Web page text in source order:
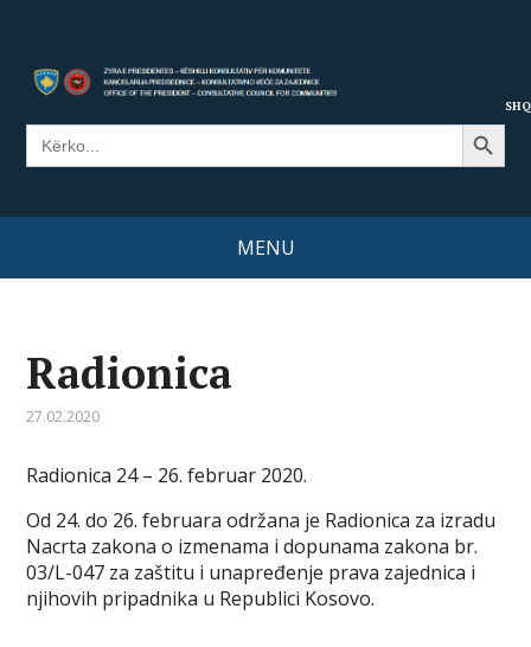
Search
for:
Search Button
MENU
Radionica
27.02.2020
Radionica 24 – 26. februar 2020.
Od 24. do 26. februara održana je Radionica za izradu
Nacrta zakona o izmenama i dopunama zakona br.
03/L-047 za zaštitu i unapređenje prava zajednica i
njihovih pripadnika u Republici Kosovo.